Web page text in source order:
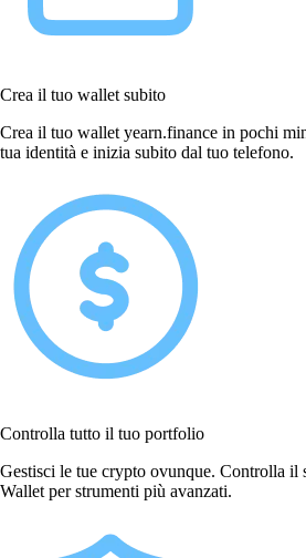
Crea il tuo wallet subito
Crea il tuo wallet yearn.finance in pochi
tua identità e inizia subito dal tuo telefono.
Controlla tutto il tuo portfolio
Gestisci le tue crypto ovunque. Controlla il
Wallet per strumenti più avanzati.